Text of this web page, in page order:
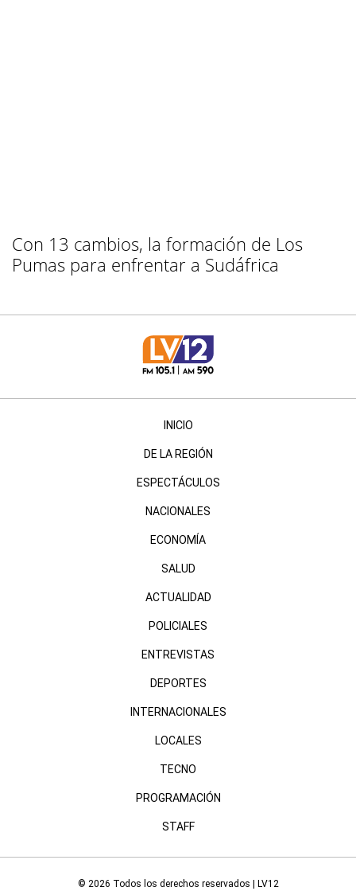
Con 13 cambios, la formación de Los
Pumas para enfrentar a Sudáfrica
INICIO
DE LA REGIÓN
ESPECTÁCULOS
NACIONALES
ECONOMÍA
SALUD
ACTUALIDAD
POLICIALES
ENTREVISTAS
DEPORTES
INTERNACIONALES
LOCALES
TECNO
PROGRAMACIÓN
STAFF
© 2026 Todos los derechos reservados | LV12